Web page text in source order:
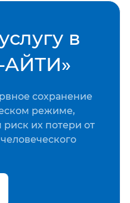
в
сохранение
режиме,
их потери от